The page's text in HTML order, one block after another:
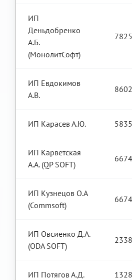
ИП
Деньдобренко
А.Б.
(МонолитСофт)
ИП Евдокимов
А.В.
ИП Карасев А.Ю.
ИП Карветская
А.А. (QP SOFT)
ИП Кузнецов О.А
(Commsoft)
ИП Овсиенко Д.А.
(ODA SOFT)
ИП Потягов А.Д.